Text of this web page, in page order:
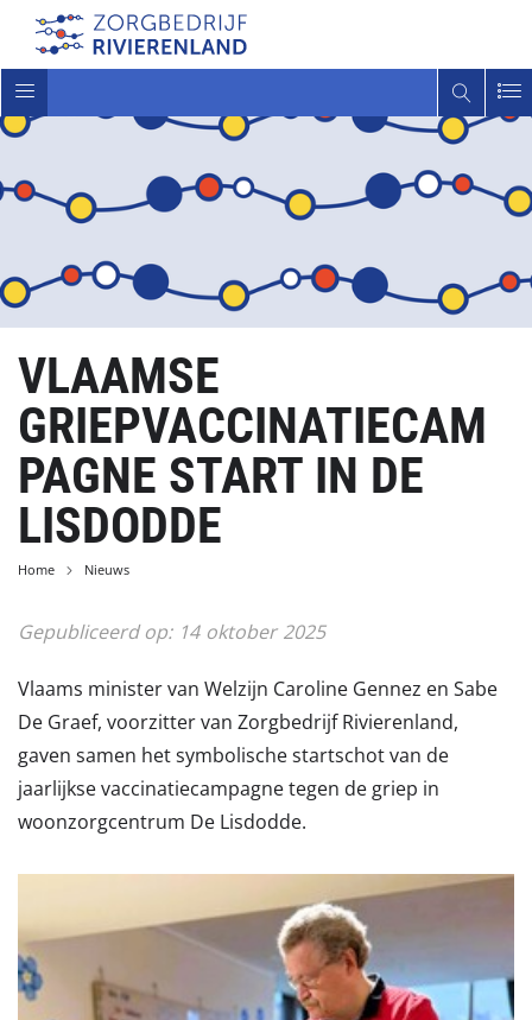
Toggle
navigatie
VLAAMSE
GRIEPVACCINATIECAM
PAGNE START IN DE
LISDODDE
Home Nieuws
Gepubliceerd op: 14 oktober 2025
Vlaams minister van Welzijn Caroline Gennez en Sabe
De Graef, voorzitter van Zorgbedrijf Rivierenland,
gaven samen het symbolische startschot van de
jaarlijkse vaccinatiecampagne tegen de griep in
woonzorgcentrum De Lisdodde.